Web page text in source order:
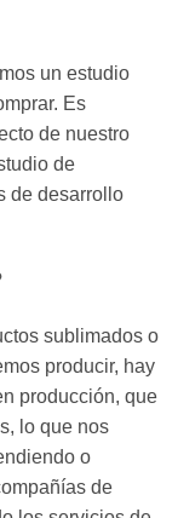
un estudio
Es
de nuestro
de
de desarrollo
sublimados o
producir, hay
producción, que
lo que nos
o
de